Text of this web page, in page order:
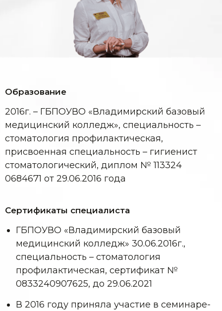
Образование
2016г. – ГБПОУВО «Владимирский базовый
медицинский колледж», специальность –
стоматология профилактическая,
присвоенная специальность – гигиенист
стоматологический, диплом № 113324
0684671 от 29.06.2016 года
Сертификаты специалиста
ГБПОУВО «Владимирский базовый
медицинский колледж» 30.06.2016г.,
специальность – стоматология
профилактическая, сертификат №
0833240907625, до 29.06.2021
В 2016 году приняла участие в семинаре-